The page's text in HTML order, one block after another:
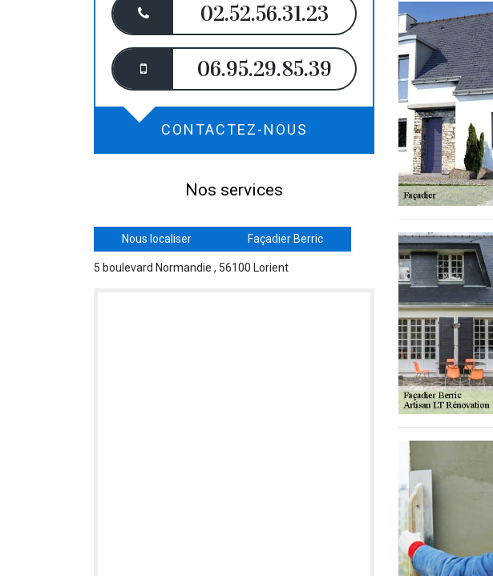
02.52.56.31.23
06.95.29.85.39
CONTACTEZ-NOUS
Nos services
Nous localiser Façadier Berric
5 boulevard Normandie , 56100 Lorient